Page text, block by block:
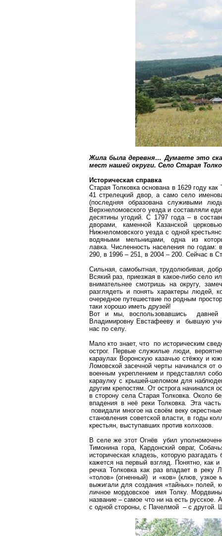
Жила была деревня… Думаете это
мест нашей округи. Село Старая
Историческая справка
СтараяТолковкаоснована в 1629 году как
41 стрелецкий двор, а само село
(последняя образована служивыми
Верхнеломовского уезда и составляли
десятины угодий. С 1797 года – в
дворами, каменной Казанской
Нижнеломовского уезда с одной
водяными мельницами, одна из
лавка. Численность населения по
290, в 1996 – 251, в 2004 – 200. Сейчас в
Сильная, самобытная, трудолюбивая,
Всякий раз, приезжая в какое-либо село
внимательнее смотришь на округу,
разглядеть и понять характеры
очередное путешествие по родным
таки хорошо иметь друзей!
Вот и мы, воспользовавшись давней
Владимировну Евстафееву и бывшую
нас по селу.
Мало кто знает, что по историческим
острог. Первые служилые люди,
караулах Воронскуюказачью стёжку и
Ломовской засечной черты начинался от
военным укреплением и представлял
караулку с крышей-шеломом для
другим крепостям. От острога начинался
в сторону села СтараяТолковка. Около
впадения в неё рекиТолковка. Эта
повидали многое на своём веку
становления советской власти, в годы
крестьян, выступавших против колхозов.
В селе же этотОгнёв убил
Тимонина гора,
Кардонский овраг,
историческая кладезь, которую
кажется на первый взгляд. Понятно, как
речка Толковкакак раз впадает в реку
«толов» (огненный) и «ков» (клюв,
выжигали для создания «тайных» полей,
личное мордовское имя Толку.
название – самое что ни на есть
с одной стороны, с Пачелмой – с другой.